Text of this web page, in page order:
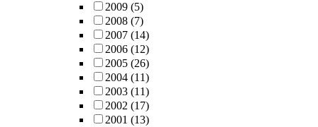
2009 (5)
2008 (7)
2007 (14)
2006 (12)
2005 (26)
2004 (11)
2003 (11)
2002 (17)
2001 (13)